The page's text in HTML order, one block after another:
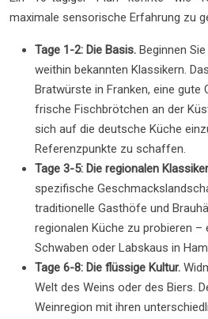
maximale sensorische Erfahrung zu
Tage 1-2: Die Basis. Beginnen
weithin bekannten Klassikern.
Bratwürste in Franken, eine gute
frische Fischbrötchen an der
sich auf die deutsche Küche
Referenzpunkte zu schaffen.
Tage 3-5: Die regionalen
spezifische
traditionelle Gasthöfe und
regionalen Küche zu probieren –
Schwaben oder Labskaus in
Tage 6-8: Die flüssige Kultur.
Welt des Weins oder des Biers.
Weinregion mit ihren